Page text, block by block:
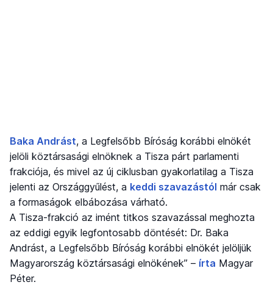
Baka Andrást, a Legfelsőbb Bíróság korábbi elnökét
jelöli köztársasági elnöknek a Tisza párt parlamenti
frakciója, és mivel az új ciklusban gyakorlatilag a Tisza
jelenti az Országgyűlést, a keddi szavazástól már csak
a formaságok elbábozása várható.
A Tisza-frakció az imént titkos szavazással meghozta
az eddigi egyik legfontosabb döntését: Dr. Baka
Andrást, a Legfelsőbb Bíróság korábbi elnökét jelöljük
Magyarország köztársasági elnökének” – írta Magyar
Péter.